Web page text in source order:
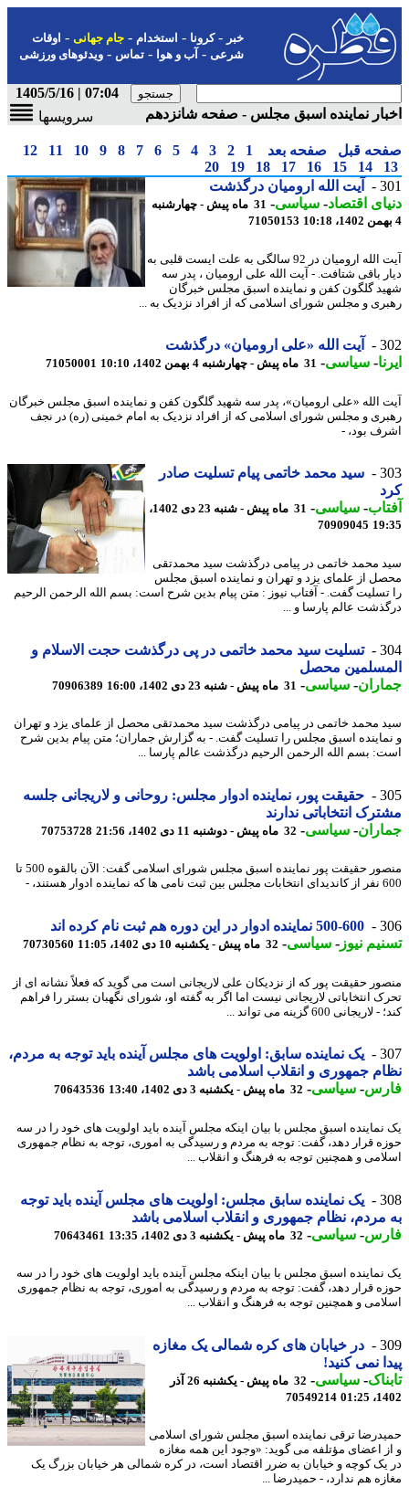
-کرونا-استخدام- جام جهانی-اوقات
شرعی-آب و هوا-تماس-ویدئوهای ورزشی
07:04 | 1405/5/16
نماینده اسبق مجلس - صفحه شانزدهم
سرویسها
قبل صفحه بعد 1
2
3
4
5
6
7
8
9
10
11
12
14
15
16
17
18
19
20
آیت الله ارومیان درگذشت
اقتصاد-سیاسی-
31 ماه پیش - چهارشنبه
71050153
آیت الله ارومیان در 92 سالگی به علت ایست قلبی به
باقی شتافت. - آیت الله علی ارومیان ، پدر سه
گلگون کفن و نماینده اسبق مجلس خبرگان
و مجلس شورای اسلامی که از افراد نزدیک به ...
آیت الله «علی ارومیان» درگذشت
-سیاسی-31 ماه پیش - چهارشنبه 4 بهمن 1402، 10:10 71050001
الله «علی ارومیان»، پدر سه شهید گلگون کفن و نماینده اسبق مجلس خبرگان
و مجلس شورای اسلامی که از افراد نزدیک به امام خمینی (ره) در نجف
بود، -
سید محمد خاتمی پیام تسلیت صادر
-سیاسی-
31 ماه پیش - شنبه 23 دی 1402،
70909045
محمد خاتمی در پیامی درگذشت سید محمدتقی
از علمای یزد و تهران و نماینده اسبق مجلس
گفت. - آفتاب نیوز : متن پیام بدین شرح است: بسم الله الرحمن الرحیم
عالم پارسا و ...
تسلیت سید محمد خاتمی در پی درگذشت حجت الاسلام و
محصل
- سیاسی-31 ماه پیش - شنبه 23 دی 1402، 16:00 70906389
محمد خاتمی در پیامی درگذشت سید محمدتقی محصل از علمای یزد و تهران
اسبق مجلس را تسلیت گفت. - به گزارش جماران؛ متن پیام بدین شرح
بسم الله الرحمن الرحیم درگذشت عالم پارسا ...
حقیقت پور، نماینده ادوار مجلس: روحانی و لاریجانی جلسه
انتخاباتی ندارند
- سیاسی-32 ماه پیش - دوشنبه 11 دی 1402، 21:56 70753728
منصور حقیقت پور نماینده اسبق مجلس شورای اسلامی گفت: الآن بالقوه 500 تا
500-600 نماینده ادوار در این دوره هم ثبت نام کرده اند
نیوز-سیاسی-32 ماه پیش - یکشنبه 10 دی 1402، 11:05 70730560
حقیقت پور که از نزدیکان علی لاریجانی است می گوید که فعلاً نشانه ای از
انتخاباتی لاریجانی نیست اما اگر به گفته او، شورای نگهبان بستر را فراهم
600 گزینه می تواند ...
یک نماینده سابق: اولویت های مجلس آینده باید توجه به مردم،
جمهوری و انقلاب اسلامی باشد
-سیاسی-32 ماه پیش - یکشنبه 3 دی 1402، 13:40 70643536
اسبق مجلس با بیان اینکه مجلس آینده باید اولویت های خود را در سه
قرار دهد، گفت: توجه به مردم و رسیدگی به اموری، توجه به نظام جمهوری
و همچنین توجه به فرهنگ و انقلاب ...
یک نماینده سابق مجلس: اولویت های مجلس آینده باید توجه
مردم، نظام جمهوری و انقلاب اسلامی باشد
-سیاسی-32 ماه پیش - یکشنبه 3 دی 1402، 13:35 70643461
اسبق مجلس با بیان اینکه مجلس آینده باید اولویت های خود را در سه
قرار دهد، گفت: توجه به مردم و رسیدگی به اموری، توجه به نظام جمهوری
و همچنین توجه به فرهنگ و انقلاب ...
در خیابان های کره شمالی یک مغازه
نمی کنید!
-سیاسی-
32 ماه پیش - یکشنبه 26 آذر
70549214
ترقی نماینده اسبق مجلس شورای اسلامی
اعضای مؤتلفه می گوید: «وجود این همه مغازه
کوچه و خیابان به ضرر اقتصاد است، در کره شمالی هر خیابان بزرگ یک
هم ندارد، - حمیدرضا ...